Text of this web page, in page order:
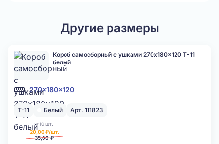
Другие размеры
270x180x120
Короб самосборный с ушками 270x180x120 Т-11
белый
Т-11 Белый Арт. 111823
>10 шт.
20,00 ₽/шт.
35,00 ₽